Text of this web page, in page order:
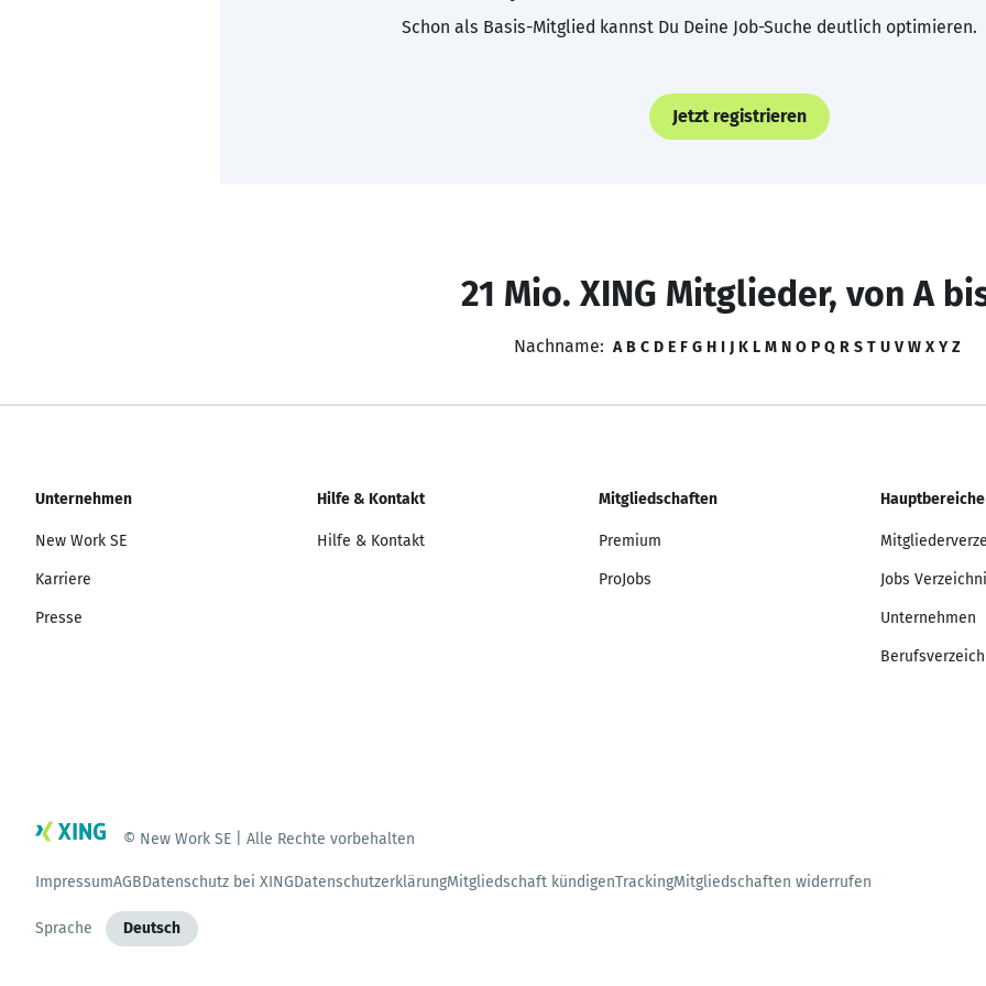
Schon als Basis-Mitglied kannst Du Deine Job-Suche deutlich optimieren.
Jetzt registrieren
21 Mio. XING Mitglieder, von A
Nachname: A B C D E F G H I J K L M N O P Q R S T U V W X Y Z
Unternehmen
New Work SE
Karriere
Presse
Hilfe & Kontakt
Hilfe & Kontakt
Mitgliedschaften
Premium
ProJobs
Hauptbereiche
Jobs
Unternehmen
© New Work SE | Alle Rechte vorbehalten
ImpressumAGBDatenschutz bei XINGDatenschutzerklärungMitgliedschaft kündigenTrackingMitgliedschaften widerrufen
Sprache Deutsch